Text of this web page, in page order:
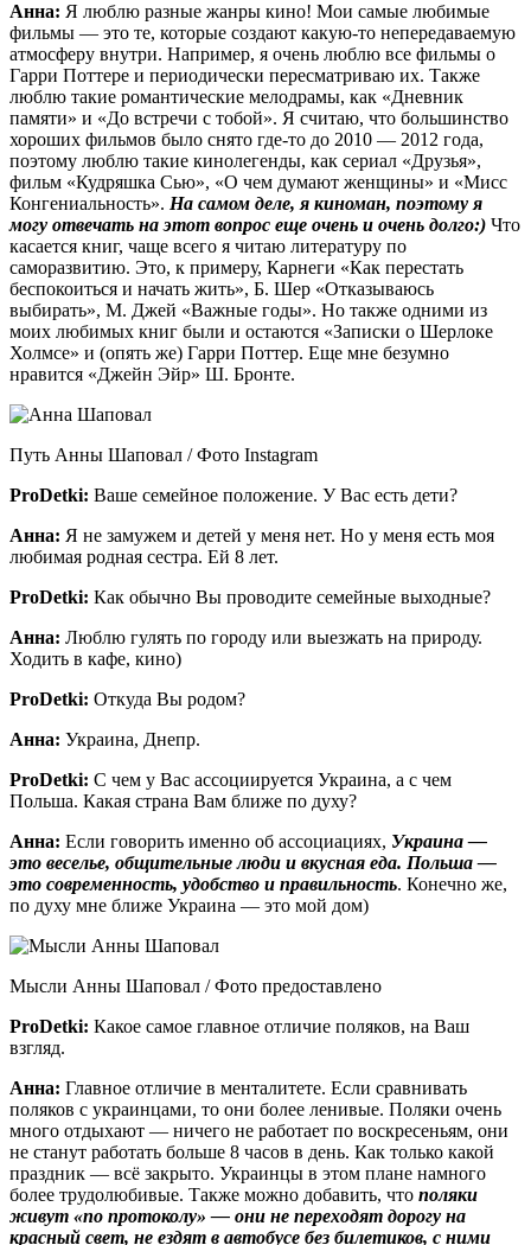
Анна: Я люблю разные жанры кино! Мои самые любимые
фильмы — это те, которые создают какую-то непередаваемую
атмосферу внутри. Например, я очень люблю все фильмы о
Гарри Поттере и периодически пересматриваю их. Также
люблю такие романтические мелодрамы, как «Дневник
памяти» и «До встречи с тобой». Я считаю, что большинство
хороших фильмов было снято где-то до 2010 — 2012 года,
поэтому люблю такие кинолегенды, как сериал «Друзья»,
фильм «Кудряшка Сью», «О чем думают женщины» и «Мисс
Конгениальность». На самом деле, я киноман, поэтому я
могу отвечать на этот вопрос еще очень и очень долго:) Что
касается книг, чаще всего я читаю литературу по
саморазвитию. Это, к примеру, Карнеги «Как перестать
беспокоиться и начать жить», Б. Шер «Отказываюсь
выбирать», М. Джей «Важные годы». Но также одними из
моих любимых книг были и остаются «Записки о Шерлоке
Холмсе» и (опять же) Гарри Поттер. Еще мне безумно
нравится «Джейн Эйр» Ш. Бронте.
Путь Анны Шаповал / Фото Instagram
ProDetki: Ваше семейное положение. У Вас есть дети?
Анна: Я не замужем и детей у меня нет. Но у меня есть моя
любимая родная сестра. Ей 8 лет.
ProDetki: Как обычно Вы проводите семейные выходные?
Анна: Люблю гулять по городу или выезжать на природу.
Ходить в кафе, кино)
ProDetki: Откуда Вы родом?
Анна: Украина, Днепр.
ProDetki: С чем у Вас ассоциируется Украина, а с чем
Польша. Какая страна Вам ближе по духу?
Анна: Если говорить именно об ассоциациях, Украина —
это веселье, общительные люди и вкусная еда. Польша —
это современность, удобство и правильность. Конечно же,
по духу мне ближе Украина — это мой дом)
Мысли Анны Шаповал / Фото предоставлено
ProDetki: Какое самое главное отличие поляков, на Ваш
взгляд.
Анна: Главное отличие в менталитете. Если сравнивать
поляков с украинцами, то они более ленивые. Поляки очень
много отдыхают — ничего не работает по воскресеньям, они
не станут работать больше 8 часов в день. Как только какой
праздник — всё закрыто. Украинцы в этом плане намного
более трудолюбивые. Также можно добавить, что поляки
живут «по протоколу» — они не переходят дорогу на
красный свет, не ездят в автобусе без билетиков, с ними